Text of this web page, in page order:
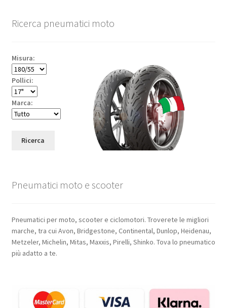
Ricerca pneumatici moto
Misura:
Pollici:
Marca:
Ricerca
Pneumatici moto e scooter
Pneumatici per moto, scooter e ciclomotori. Troverete le migliori
marche, tra cui Avon, Bridgestone, Continental, Dunlop, Heidenau,
Metzeler, Michelin, Mitas, Maxxis, Pirelli, Shinko. Tova lo pneumatico
più adatto a te.